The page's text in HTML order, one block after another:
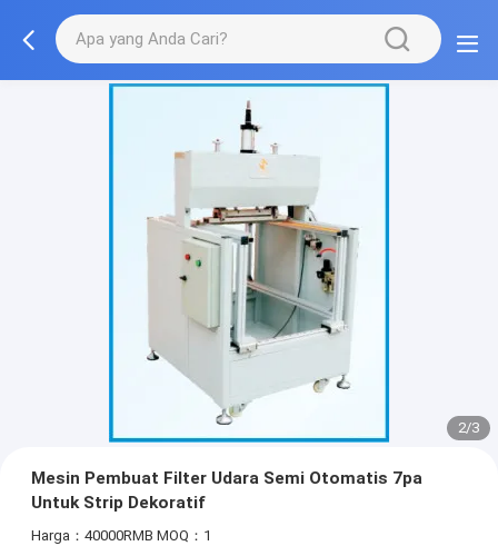
2/3
Mesin Pembuat Filter Udara Semi Otomatis 7pa
Untuk Strip Dekoratif
Harga：40000RMB MOQ：1